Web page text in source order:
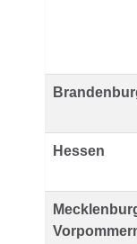
Hessen